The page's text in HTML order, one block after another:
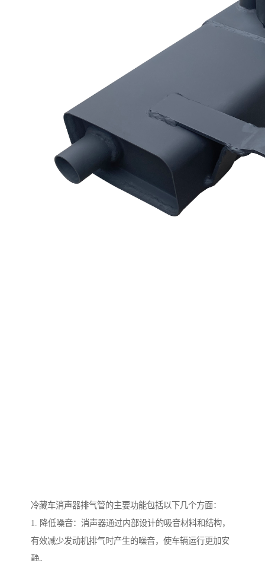
冷藏车消声器排气管的主要功能包括以下几个方面：
1. 降低噪音：消声器通过内部设计的吸音材料和结构，
有效减少发动机排气时产生的噪音，使车辆运行更加安
静。